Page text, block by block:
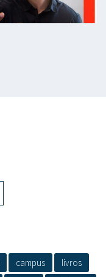
campus
livros